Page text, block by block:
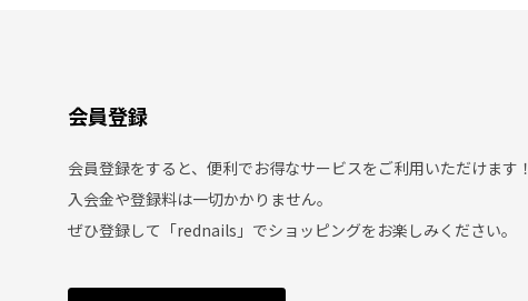
会員登録
会員登録をすると、便利でお得なサービスをご利用いただけます！
入会金や登録料は一切かかりません。
ぜひ登録して「rednails」でショッピングをお楽しみください。